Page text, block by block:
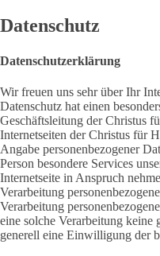
Datenschutz
Datenschutzerklärung
Wir freuen uns sehr über Ihr
Datenschutz hat einen
Geschäftsleitung der Christus
Internetseiten der Christus für
Angabe personenbezogener
Person besondere Services
Internetseite in Anspruch
Verarbeitung
Verarbeitung
eine solche Verarbeitung
generell eine Einwilligung der